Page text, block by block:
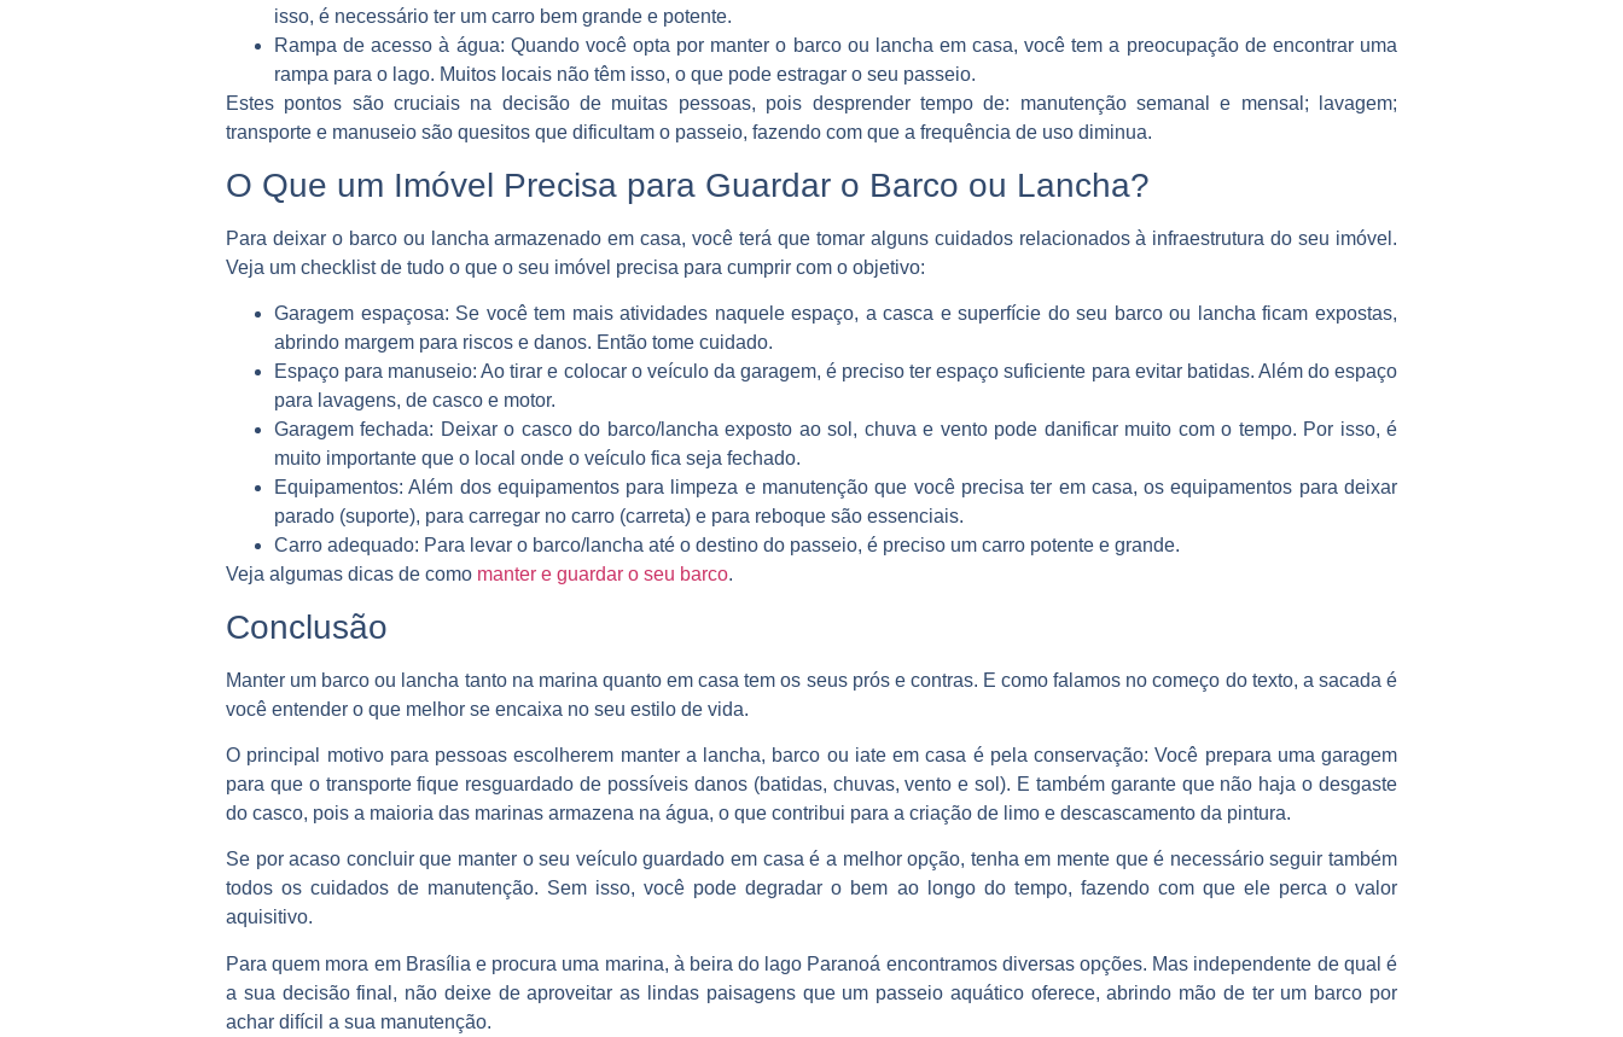
isso, é necessário ter um carro bem grande e potente.
Rampa de acesso à água: Quando você opta por manter o barco ou lancha em casa, você tem a preocupação de encontrar uma
rampa para o lago. Muitos locais não têm isso, o que pode estragar o seu passeio.
Estes pontos são cruciais na decisão de muitas pessoas, pois desprender tempo de: manutenção semanal e mensal; lavagem;
transporte e manuseio são quesitos que dificultam o passeio, fazendo com que a frequência de uso diminua.
O Que um Imóvel Precisa para Guardar o Barco ou Lancha?
Para deixar o barco ou lancha armazenado em casa, você terá que tomar alguns cuidados relacionados à infraestrutura do seu imóvel.
Veja um checklist de tudo o que o seu imóvel precisa para cumprir com o objetivo:
Garagem espaçosa: Se você tem mais atividades naquele espaço, a casca e superfície do seu barco ou lancha ficam expostas,
abrindo margem para riscos e danos. Então tome cuidado.
Espaço para manuseio: Ao tirar e colocar o veículo da garagem, é preciso ter espaço suficiente para evitar batidas. Além do espaço
para lavagens, de casco e motor.
Garagem fechada: Deixar o casco do barco/lancha exposto ao sol, chuva e vento pode danificar muito com o tempo. Por isso, é
muito importante que o local onde o veículo fica seja fechado.
Equipamentos: Além dos equipamentos para limpeza e manutenção que você precisa ter em casa, os equipamentos para deixar
parado (suporte), para carregar no carro (carreta) e para reboque são essenciais.
Carro adequado: Para levar o barco/lancha até o destino do passeio, é preciso um carro potente e grande.
Veja algumas dicas de como manter e guardar o seu barco.
Conclusão
Manter um barco ou lancha tanto na marina quanto em casa tem os seus prós e contras. E como falamos no começo do texto, a sacada é
você entender o que melhor se encaixa no seu estilo de vida.
O principal motivo para pessoas escolherem manter a lancha, barco ou iate em casa é pela conservação: Você prepara uma garagem
para que o transporte fique resguardado de possíveis danos (batidas, chuvas, vento e sol). E também garante que não haja o desgaste
do casco, pois a maioria das marinas armazena na água, o que contribui para a criação de limo e descascamento da pintura.
Se por acaso concluir que manter o seu veículo guardado em casa é a melhor opção, tenha em mente que é necessário seguir também
todos os cuidados de manutenção. Sem isso, você pode degradar o bem ao longo do tempo, fazendo com que ele perca o valor
aquisitivo.
Para quem mora em Brasília e procura uma marina, à beira do lago Paranoá encontramos diversas opções. Mas independente de qual é
a sua decisão final, não deixe de aproveitar as lindas paisagens que um passeio aquático oferece, abrindo mão de ter um barco por
achar difícil a sua manutenção.